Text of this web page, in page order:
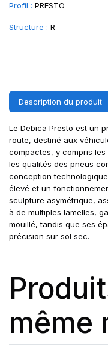
Profil : PRESTO
Structure : R
Description du produit
Le Debica Presto est un
route, destiné aux
compactes, y compris
les qualités des pneus
conception
élevé et un
sculpture asymétrique,
à de multiples lamelles,
mouillé, tandis que ses
précision sur sol sec.
même